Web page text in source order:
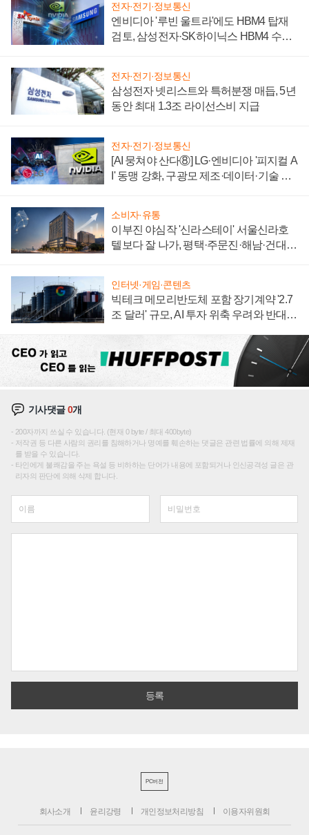
전자·전기·정보통신
엔비디아 '루빈 울트라'에도 HBM4 탑재
검토, 삼성전자·SK하이닉스 HBM4 수율
전자·전기·정보통신
삼성전자 넷리스트와 특허분쟁 매듭, 5년
동안 최대 1.3조 라이선스비 지급
전자·전기·정보통신
[AI 뭉쳐야 산다⑧] LG·엔비디아 '피지컬 A
I' 동맹 강화, 구광모 제조·데이터·기술 결
소비자·유통
이부진 야심작 '신라스테이' 서울신라호
텔보다 잘 나가, 평택·주문진·해남·건대로
인터넷·게임·콘텐츠
빅테크 메모리반도체 포함 장기계약 '2.7
조 달러' 규모, AI 투자 위축 우려와 반대
기사댓글0개
200자까지 쓰실 수 있습니다. (현재 0 byte / 최대 400byte)
저작권 등 다른 사람의 권리를 침해하거나 명예를 훼손하는 댓글은 관련 법률에 의해 제재
를 받을 수 있습니다.
타인에게 불쾌감을 주는 욕설 등 비하하는 단어가 내용에 포함되거나 인신공격성 글은 관
리자의 판단에 의해 삭제 합니다.
PC버전
회사소개 윤리강령 개인정보처리방침 이용자위원회